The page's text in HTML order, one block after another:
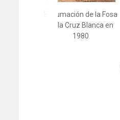
Exhumación de la Fosa
de la Cruz Blanca en
1980